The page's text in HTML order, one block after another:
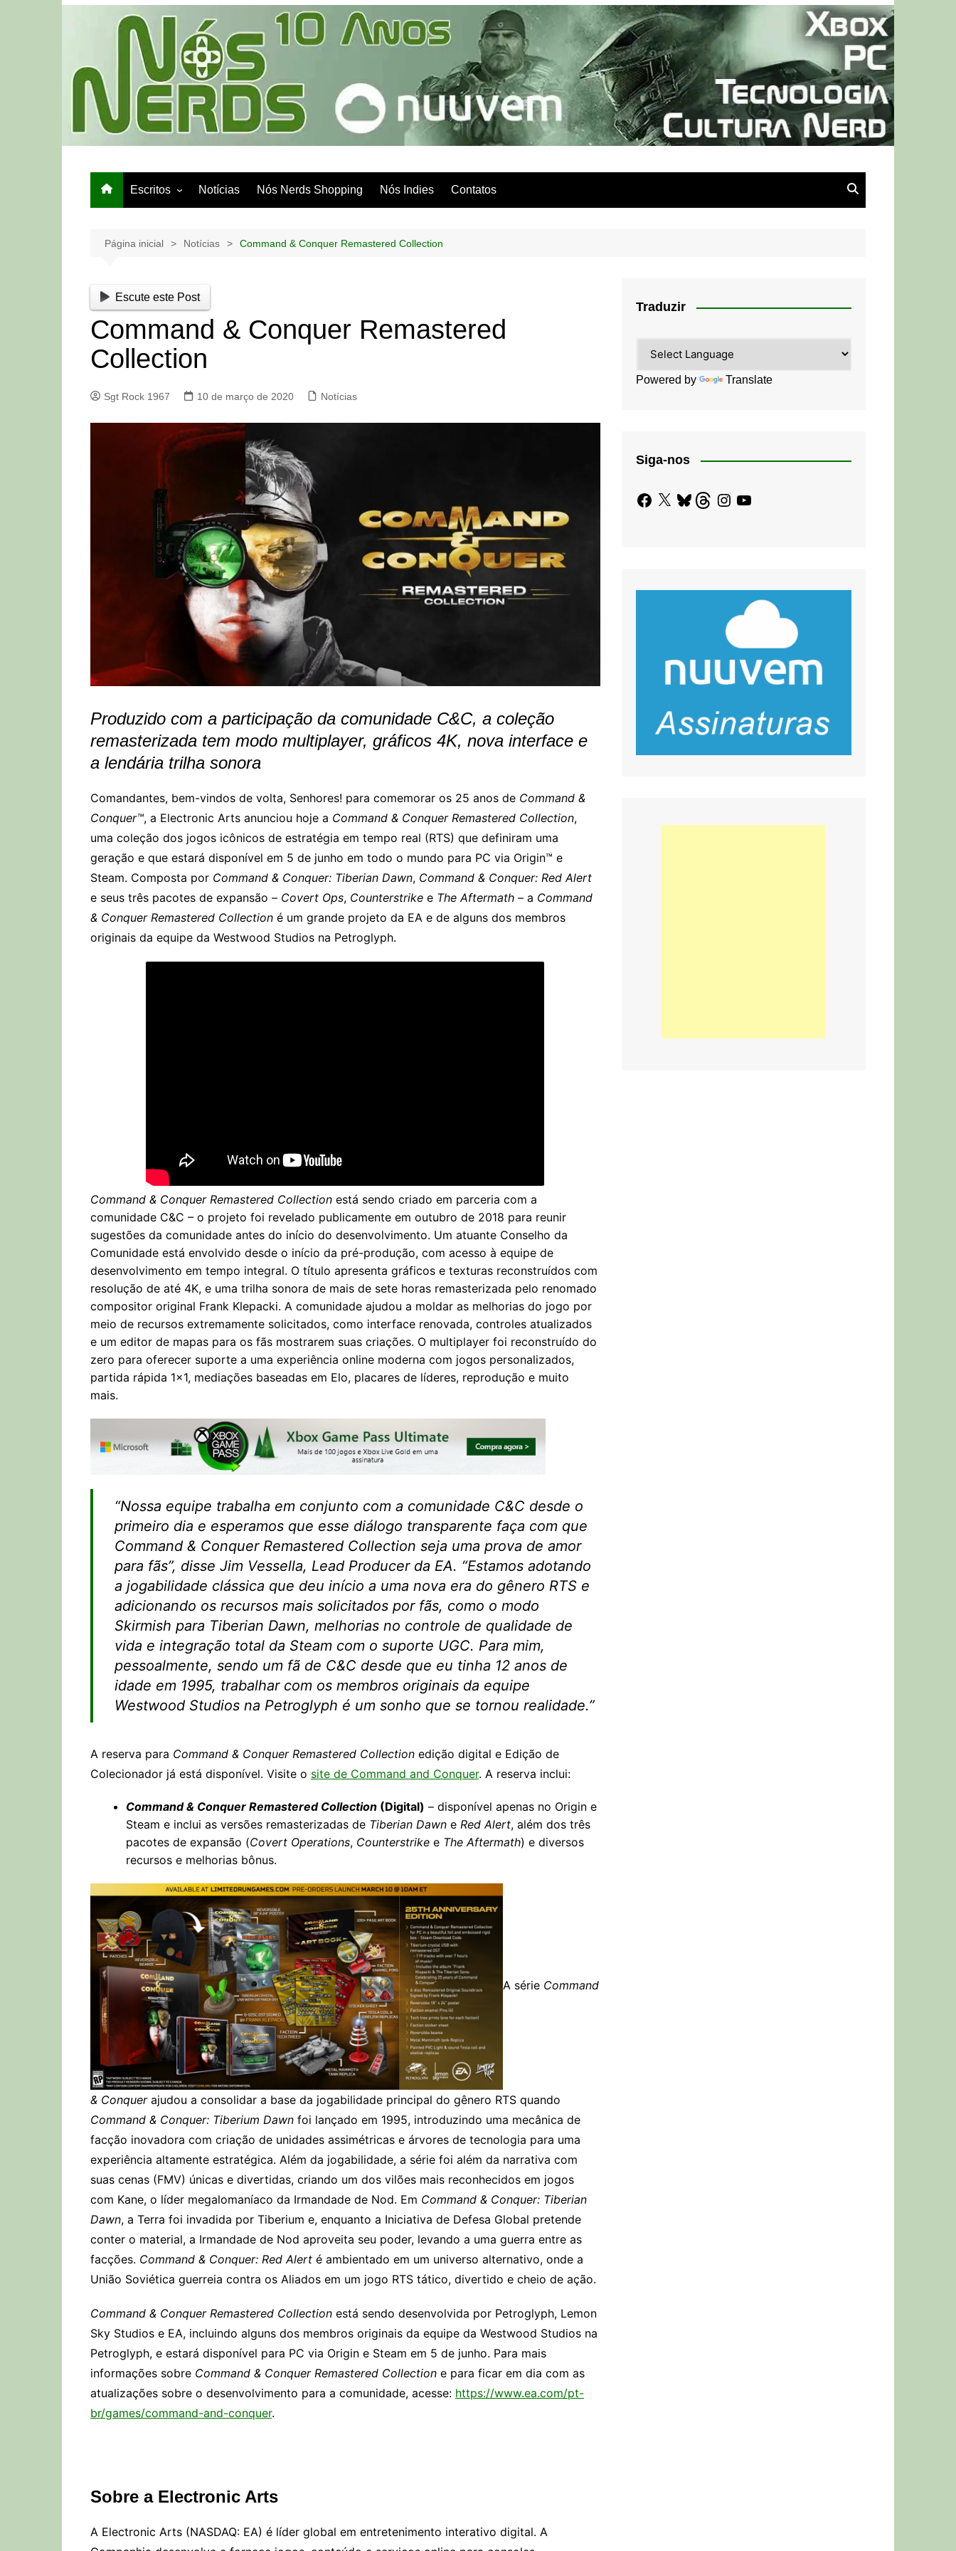
Escritos
Papo de Bar
Notícias Nós Nerds Shopping Nós Indies Contatos
Página inicial Notícias Command & Conquer Remastered Collection
Escute este Post
Command & Conquer Remastered
Collection
Sgt Rock 1967 10 de março de 2020 Notícias
Produzido com a participação da comunidade C&C, a coleção
remasterizada tem modo multiplayer, gráficos 4K, nova interface e
a lendária trilha sonora
Comandantes, bem-vindos de volta, Senhores! para comemorar os 25 anos de Command &
Conquer™, a Electronic Arts anunciou hoje a Command & Conquer Remastered Collection,
uma coleção dos jogos icônicos de estratégia em tempo real (RTS) que definiram uma
geração e que estará disponível em 5 de junho em todo o mundo para PC via Origin™ e
Steam. Composta por Command & Conquer: Tiberian Dawn, Command & Conquer: Red Alert
e seus três pacotes de expansão – Covert Ops, Counterstrike e The Aftermath – a Command
& Conquer Remastered Collection é um grande projeto da EA e de alguns dos membros
originais da equipe da Westwood Studios na Petroglyph.
Command & Conquer Remastered Collection está sendo criado em parceria com a
comunidade C&C – o projeto foi revelado publicamente em outubro de 2018 para reunir
sugestões da comunidade antes do início do desenvolvimento. Um atuante Conselho da
Comunidade está envolvido desde o início da pré-produção, com acesso à equipe de
desenvolvimento em tempo integral. O título apresenta gráficos e texturas reconstruídos com
resolução de até 4K, e uma trilha sonora de mais de sete horas remasterizada pelo renomado
compositor original Frank Klepacki. A comunidade ajudou a moldar as melhorias do jogo por
meio de recursos extremamente solicitados, como interface renovada, controles atualizados
e um editor de mapas para os fãs mostrarem suas criações. O multiplayer foi reconstruído do
zero para oferecer suporte a uma experiência online moderna com jogos personalizados,
partida rápida 1×1, mediações baseadas em Elo, placares de líderes, reprodução e muito
mais.
“Nossa equipe trabalha em conjunto com a comunidade C&C desde o
primeiro dia e esperamos que esse diálogo transparente faça com que
Command & Conquer Remastered Collection seja uma prova de amor
para fãs”, disse Jim Vessella, Lead Producer da EA. “Estamos adotando
a jogabilidade clássica que deu início a uma nova era do gênero RTS e
adicionando os recursos mais solicitados por fãs, como o modo
Skirmish para Tiberian Dawn, melhorias no controle de qualidade de
vida e integração total da Steam com o suporte UGC. Para mim,
pessoalmente, sendo um fã de C&C desde que eu tinha 12 anos de
idade em 1995, trabalhar com os membros originais da equipe
Westwood Studios na Petroglyph é um sonho que se tornou realidade.”
A reserva para Command & Conquer Remastered Collection edição digital e Edição de
Colecionador já está disponível. Visite o site de Command and Conquer. A reserva inclui:
Command & Conquer Remastered Collection (Digital) – disponível apenas no Origin e
Steam e inclui as versões remasterizadas de Tiberian Dawn e Red Alert, além dos três
pacotes de expansão (Covert Operations, Counterstrike e The Aftermath) e diversos
recursos e melhorias bônus.
A série Command
& Conquerajudou a consolidar a base da jogabilidade principal do gênero RTS quando
Command & Conquer: Tiberium Dawn foi lançado em 1995, introduzindo uma mecânica de
facção inovadora com criação de unidades assimétricas e árvores de tecnologia para uma
experiência altamente estratégica. Além da jogabilidade, a série foi além da narrativa com
suas cenas (FMV) únicas e divertidas, criando um dos vilões mais reconhecidos em jogos
com Kane, o líder megalomaníaco da Irmandade de Nod. Em Command & Conquer: Tiberian
Dawn, a Terra foi invadida por Tiberium e, enquanto a Iniciativa de Defesa Global pretende
conter o material, a Irmandade de Nod aproveita seu poder, levando a uma guerra entre as
facções. Command & Conquer: Red Alert é ambientado em um universo alternativo, onde a
União Soviética guerreia contra os Aliados em um jogo RTS tático, divertido e cheio de ação.
Command & Conquer Remastered Collection está sendo desenvolvida por Petroglyph, Lemon
Sky Studios e EA, incluindo alguns dos membros originais da equipe da Westwood Studios na
Petroglyph, e estará disponível para PC via Origin e Steam em 5 de junho. Para mais
informações sobre Command & Conquer Remastered Collection e para ficar em dia com as
atualizações sobre o desenvolvimento para a comunidade, acesse: https://www.ea.com/pt-
br/games/command-and-conquer.
Sobre a Electronic Arts
A Electronic Arts (NASDAQ: EA) é líder global em entretenimento interativo digital. A
Traduzir
Powered by Translate
Siga-nos
Facebook
X BlueskyThreadsInstagram
YouTube